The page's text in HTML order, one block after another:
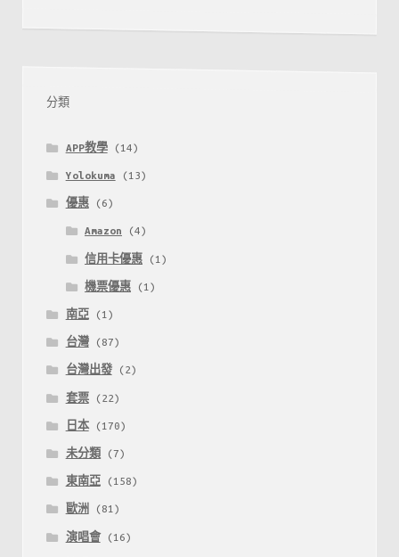
分類
APP教學(14)
Yolokuma (13)
優惠(6)
Amazon (4)
信用卡優惠(1)
機票優惠(1)
南亞 (1)
台灣(87)
台灣出發(2)
套票(22)
日本(170)
未分類(7)
東南亞 (158)
歐洲 (81)
演唱會(16)